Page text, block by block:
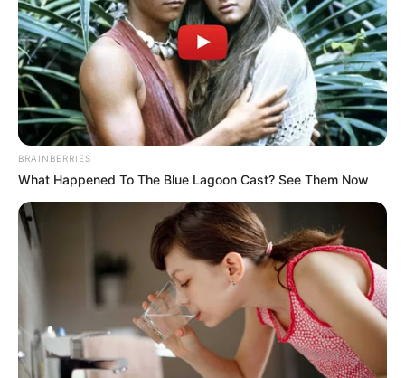
BRAINBERRIES
What Happened To The Blue Lagoon Cast? See Them Now